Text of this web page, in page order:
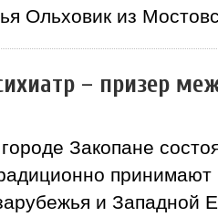
Ольховик из
– призер
Закопане
и Западной